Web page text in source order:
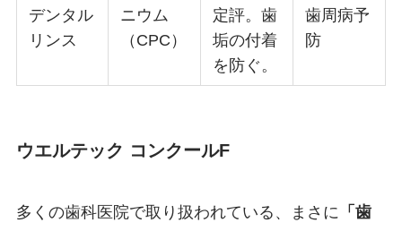
デンタル
リンス
ニウム
（CPC）
定評。歯
垢の付着
を防ぐ。
歯周病予
防
ウエルテック コンクールF
多くの歯科医院で取り扱われている、まさに 「歯